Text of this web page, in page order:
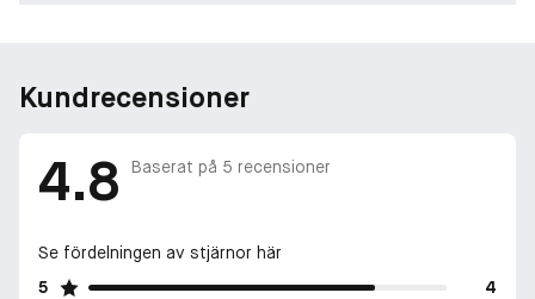
Kundrecensioner
4.8 Baserat på 5 recensioner
Se fördelningen av stjärnor här
5
4